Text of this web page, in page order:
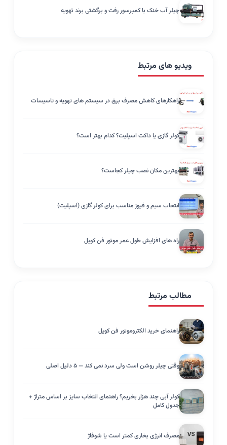
چیلر آب خنک با کمپرسور رفت و برگشتی برند تهویه
ویدیو های مرتبط
راهکارهای کاهش مصرف برق در سیستم های تهویه و تاسیسات
کولر گازی یا داکت اسپلیت؟ کدام بهتر است؟
بهترین مکان نصب چیلر کجاست؟
انتخاب سیم و فیوز مناسب برای کولر گازی (اسپلیت)
راه های افزایش طول عمر موتور فن کویل
مطالب مرتبط
راهنمای خرید الکتروموتور فن کویل
وقتی چیلر روشن است ولی سرد نمی کند — ۵ دلیل اصلی
کولر آبی چند هزار بخریم؟ راهنمای انتخاب سایز بر اساس متراژ +
جدول کامل
مصرف انرژی بخاری کمتر است یا شوفاژ